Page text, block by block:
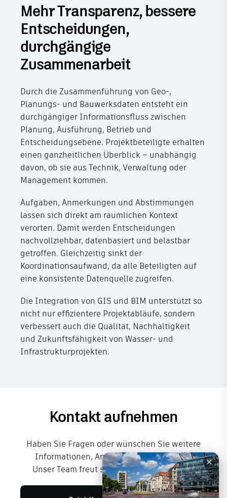
Mehr Transparenz, bessere
Entscheidungen,
durchgängige
Zusammenarbeit
Durch die Zusammenführung von Geo-,
Planungs- und Bauwerksdaten entsteht ein
durchgängiger Informationsfluss zwischen
Planung, Ausführung, Betrieb und
Entscheidungsebene. Projektbeteiligte erhalten
einen ganzheitlichen Überblick – unabhängig
davon, ob sie aus Technik, Verwaltung oder
Management kommen.
Aufgaben, Anmerkungen und Abstimmungen
lassen sich direkt am räumlichen Kontext
verorten. Damit werden Entscheidungen
nachvollziehbar, datenbasiert und belastbar
getroffen. Gleichzeitig sinkt der
Koordinationsaufwand, da alle Beteiligten auf
eine konsistente Datenquelle zugreifen.
Die Integration von GIS und BIM unterstützt so
nicht nur effizientere Projektabläufe, sondern
verbessert auch die Qualität, Nachhaltigkeit
und Zukunftsfähigkeit von Wasser- und
Infrastrukturprojekten.
Kontakt aufnehmen
Haben Sie Fragen oder wünschen Sie weitere
Informationen, Angebote oder Beratung?
Unser Team freut sich über Ihre Nachricht.